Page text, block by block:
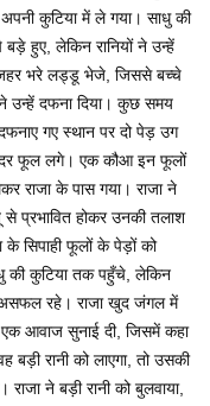
कुटिया में ले गया। साधु की
हुए, लेकिन रानियों ने उन्हें
भरे लड्डू भेजे, जिससे बच्चे
उन्हें दफना दिया। कुछ समय
गए स्थान पर दो पेड़ उग
फूल लगे। एक कौआ इन फूलों
राजा के पास गया। राजा ने
प्रभावित होकर उनकी तलाश
सिपाही फूलों के पेड़ों को
की कुटिया तक पहुँचे, लेकिन
रहे। राजा खुद जंगल में
आवाज सुनाई दी, जिसमें कहा
बड़ी रानी को लाएगा, तो उसकी
राजा ने बड़ी रानी को बुलवाया,